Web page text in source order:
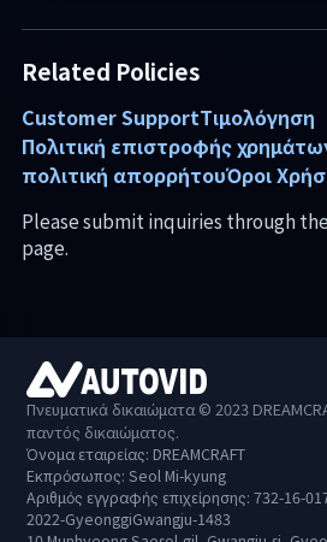
Related Policies
Customer SupportΤιμολόγηση
Πολιτική επιστροφής
πολιτική απορρήτουΌροι
Please submit inquiries through
page.
Πνευματικά δικαιώματα © 2023
παντός δικαιώματος.
Όνομα εταιρείας: DREAMCRAFT
Εκπρόσωπος: Seol Mi-kyung
Αριθμός εγγραφής επιχείρησης: 732-16-
2022-GyeonggiGwangju-1483